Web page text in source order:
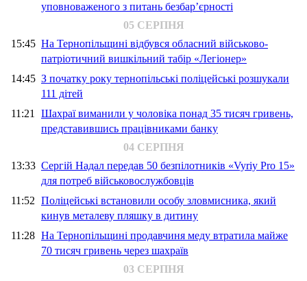
уповноваженого з питань безбар’єрності
05 СЕРПНЯ
15:45 На Тернопільщині відбувся обласний військово-
патріотичний вишкільний табір «Легіонер»
14:45 З початку року тернопільські поліцейські розшукали
111 дітей
11:21 Шахраї виманили у чоловіка понад 35 тисяч гривень,
представившись працівниками банку
04 СЕРПНЯ
13:33 Сергій Надал передав 50 безпілотників «Vyriy Pro 15»
для потреб військовослужбовців
11:52 Поліцейські встановили особу зловмисника, який
кинув металеву пляшку в дитину
11:28 На Тернопільщині продавчиня меду втратила майже
70 тисяч гривень через шахраїв
03 СЕРПНЯ